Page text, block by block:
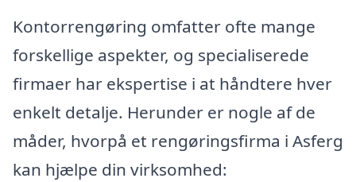
Kontorrengøring omfatter ofte mange
forskellige aspekter, og specialiserede
firmaer har ekspertise i at håndtere hver
enkelt detalje. Herunder er nogle af de
måder, hvorpå et rengøringsfirma i Asferg
kan hjælpe din virksomhed: